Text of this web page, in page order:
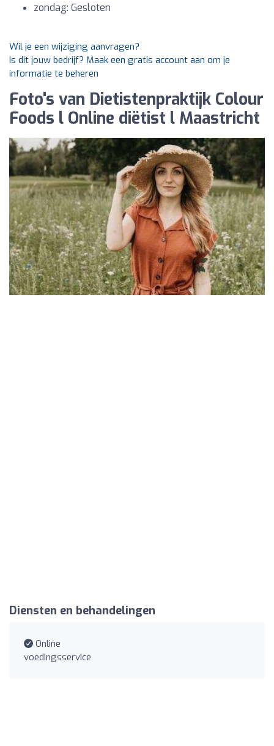
zondag: Gesloten
Wil je een wijziging aanvragen?
Is dit jouw bedrijf? Maak een gratis account aan om je
informatie te beheren
Foto's van Dietistenpraktijk Colour
Foods l Online diëtist l Maastricht
Diensten en behandelingen
Online
voedingsservice